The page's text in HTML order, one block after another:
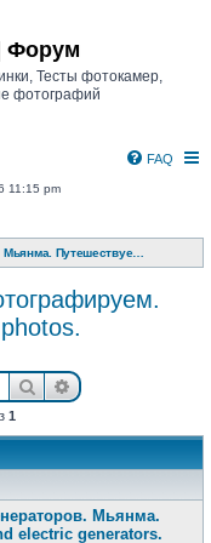
Форум
Тесты фотокамер,
фотографий
FAQ
11:15 pm
Мьянма. Путешествуем и фотографируем. Myanmar. We travel and take photos.
ПоискРасширенный
1
Мьянма.
electric generators.